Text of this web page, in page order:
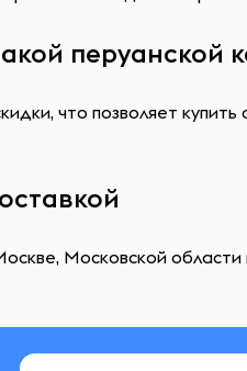
перуанской
что позволяет
Московской области